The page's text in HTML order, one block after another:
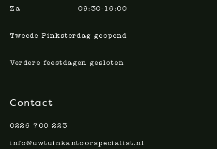
Za 09:30-16:00
Tweede Pinksterdag geopend
Verdere feestdagen gesloten
Contact
0226 700 223
info@uwtuinkantoorspecialist.nl